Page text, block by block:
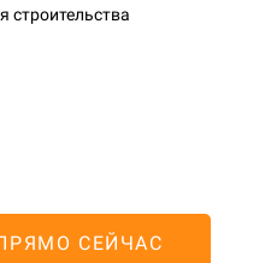
строительства
СЕЙЧАС